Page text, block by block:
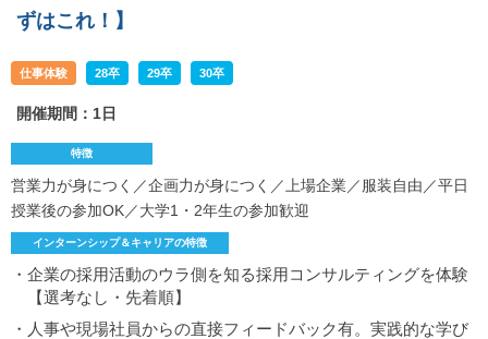
ずはこれ！】
仕事体験 28卒 29卒 30卒
開催期間：1日
特徴
営業力が身につく／企画力が身につく／上場企業／服装自由／平日
授業後の参加OK／大学1・2年生の参加歓迎
インターンシップ＆キャリアの特徴
・企業の採用活動のウラ側を知る採用コンサルティングを体験
【選考なし・先着順】
・人事や現場社員からの直接フィードバック有。実践的な学び